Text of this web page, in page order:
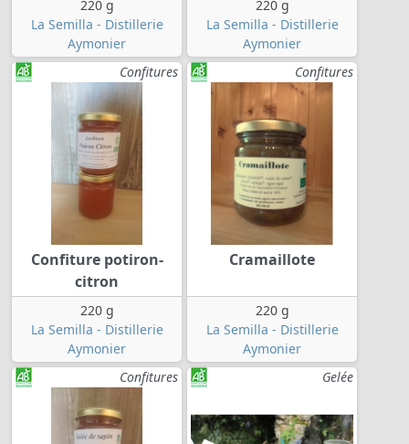
220 g
La Semilla - Distillerie
Aymonier
220 g
La Semilla - Distillerie
Aymonier
Confitures
Confiture potiron-
citron
220 g
La Semilla - Distillerie
Aymonier
Confitures
Cramaillote
220 g
La Semilla - Distillerie
Aymonier
Confitures
Gelée